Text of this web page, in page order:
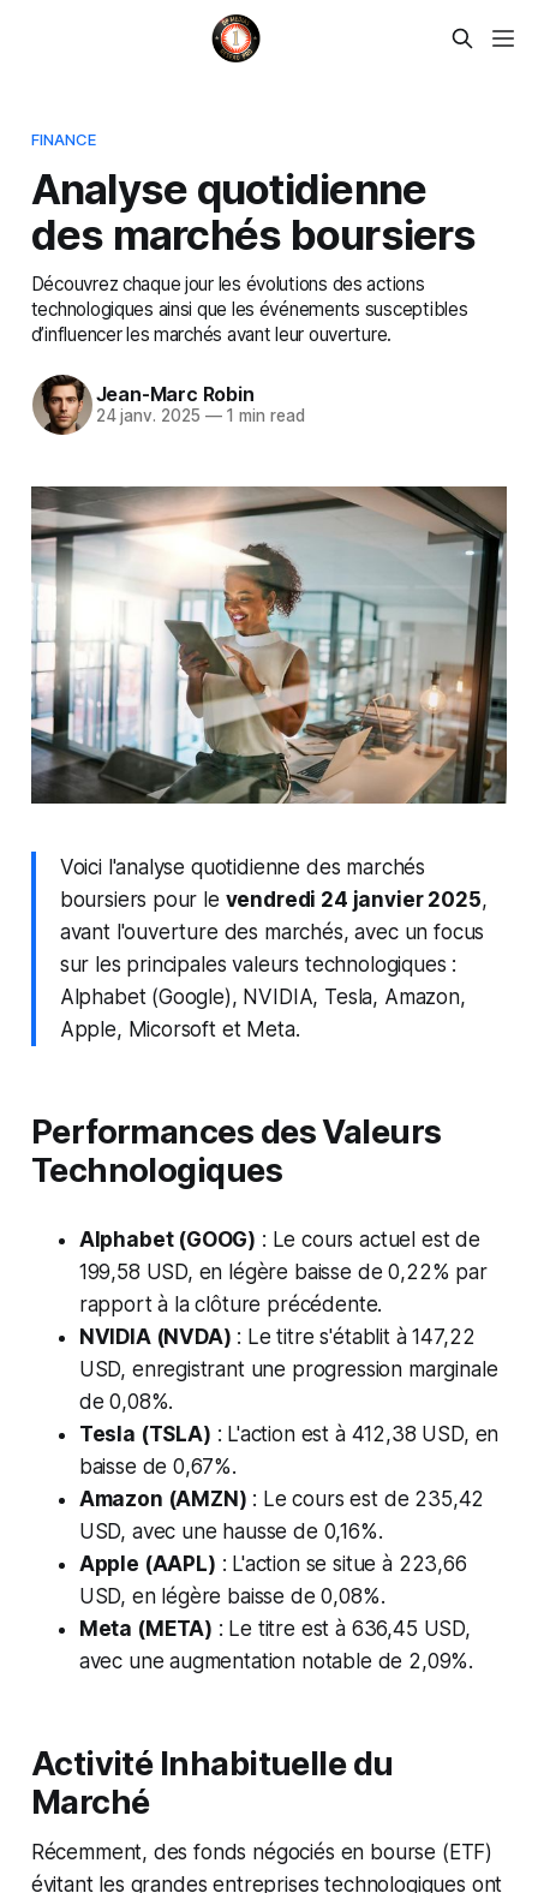
FINANCE
Analyse quotidienne
des marchés boursiers
Découvrez chaque jour les évolutions des actions
technologiques ainsi que les événements susceptibles
d’influencer les marchés avant leur ouverture.
Jean-Marc Robin
24 janv. 2025 —1 min read
Voici l'analyse quotidienne des marchés
boursiers pour le vendredi 24 janvier 2025,
avant l'ouverture des marchés, avec un focus
sur les principales valeurs technologiques :
Alphabet (Google), NVIDIA, Tesla, Amazon,
Apple, Micorsoft et Meta.
Performances des Valeurs
Technologiques
Alphabet (GOOG) : Le cours actuel est de
199,58 USD, en légère baisse de 0,22% par
rapport à la clôture précédente.
NVIDIA (NVDA) : Le titre s'établit à 147,22
USD, enregistrant une progression marginale
de 0,08%.
Tesla (TSLA) : L'action est à 412,38 USD, en
baisse de 0,67%.
Amazon (AMZN) : Le cours est de 235,42
USD, avec une hausse de 0,16%.
Apple (AAPL) : L'action se situe à 223,66
USD, en légère baisse de 0,08%.
Meta (META) : Le titre est à 636,45 USD,
avec une augmentation notable de 2,09%.
Activité Inhabituelle du
Marché
Récemment, des fonds négociés en bourse (ETF)
évitant les grandes entreprises technologiques ont